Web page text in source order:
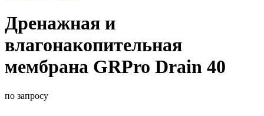
Дренажная и
влагонакопительная
мембрана GRPro Drain 40
по запросу